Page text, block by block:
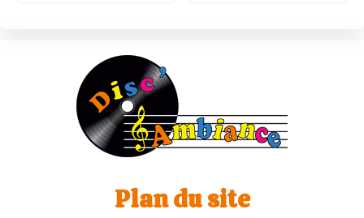
Plan du site